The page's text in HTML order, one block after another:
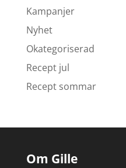
Kampanjer
Nyhet
Okategoriserad
Recept jul
Recept sommar
Om Gille